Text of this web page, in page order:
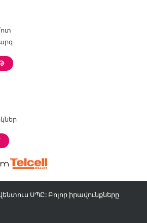
ՍՊԸ: Բոլոր իրավունքները